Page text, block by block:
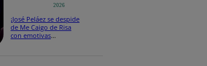
2026
¡José Peláez se despide
de Me Caigo de Risa
con emotivas